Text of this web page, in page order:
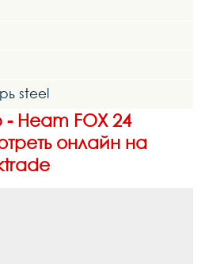
steel
Heam FOX 24
онлайн на